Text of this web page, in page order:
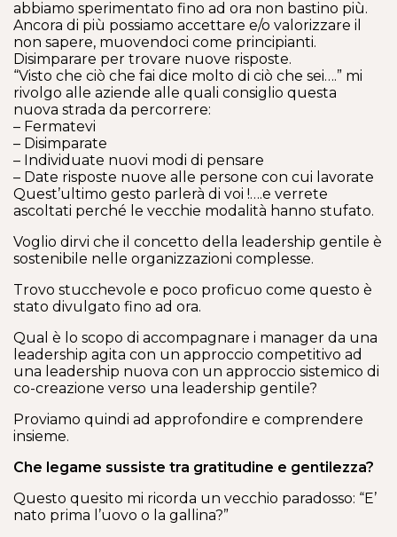
abbiamo sperimentato fino ad ora non bastino più.
Ancora di più possiamo accettare e/o valorizzare il
non sapere, muovendoci come principianti.
Disimparare per trovare nuove risposte.
“Visto che ciò che fai dice molto di ciò che sei….” mi
rivolgo alle aziende alle quali consiglio questa
nuova strada da percorrere:
– Fermatevi
– Disimparate
– Individuate nuovi modi di pensare
– Date risposte nuove alle persone con cui lavorate
Quest’ultimo gesto parlerà di voi !….e verrete
ascoltati perché le vecchie modalità hanno stufato.
Voglio dirvi che il concetto della leadership gentile è
sostenibile nelle organizzazioni complesse.
Trovo stucchevole e poco proficuo come questo è
stato divulgato fino ad ora.
Qual è lo scopo di accompagnare i manager da una
leadership agita con un approccio competitivo ad
una leadership nuova con un approccio sistemico di
co-creazione verso una leadership gentile?
Proviamo quindi ad approfondire e comprendere
insieme.
Che legame sussiste tra gratitudine e gentilezza?
Questo quesito mi ricorda un vecchio paradosso: “E’
nato prima l’uovo o la gallina?”